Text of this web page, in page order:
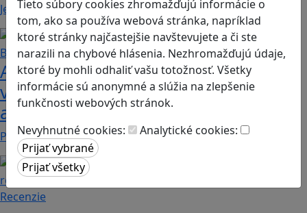
Tieto súbory cookies zhromažďujú informácie o
tom, ako sa používa webová stránka, napríklad
ktoré stránky najčastejšie navštevujete a či ste
narazili na chybové hlásenia. Nezhromažďujú údaje,
ktoré by mohli odhaliť vašu totožnosť. Všetky
informácie sú anonymné a slúžia na zlepšenie
funkčnosti webových stránok.
Nevyhnutné cookies:
Analytické cookies:
Jednoduchá hra, vhodná pre kohokoľvek z rodiny,…
Ako biele krvinky bojujú proti
vírusom a baktériám? Hra Bunky v
akcii je zábavnou lekciou o imunite
Pod názvom Bunky v akcii sa skrýva mobilná akčná…
Recenzie